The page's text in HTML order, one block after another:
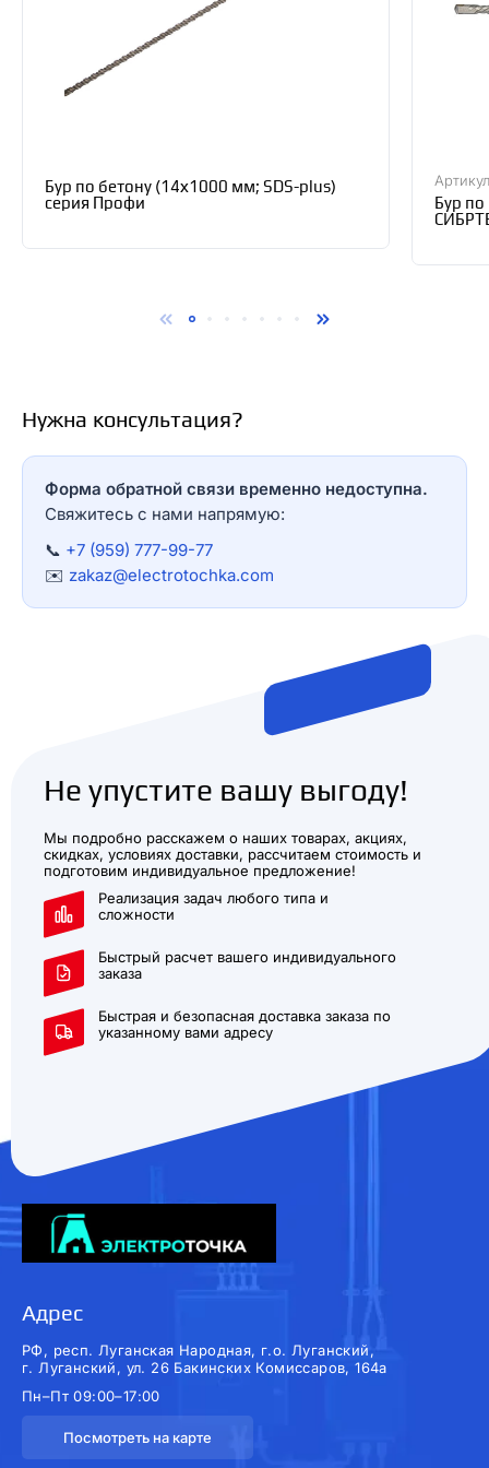
Бур по бетону (14х1000 мм; SDS-plus)
серия Профи
Бур
Нужна консультация?
Форма обратной связи временно недоступна.
Свяжитесь с нами напрямую:
📞 +7 (959) 777-99-77
✉️ zakaz@electrotochka.com
Не упустите вашу выгоду!
Мы подробно расскажем о наших товарах, акциях,
скидках, условиях доставки, рассчитаем стоимость и
подготовим индивидуальное предложение!
Реализация задач любого типа и
сложности
Быстрый расчет вашего индивидуального
заказа
Быстрая и безопасная доставка заказа по
указанному вами адресу
Адрес
РФ, респ. Луганская Народная, г.о. Луганский,
г. Луганский, ул. 26 Бакинских Комиссаров, 164а
Пн–Пт 09:00–17:00
Посмотреть на карте